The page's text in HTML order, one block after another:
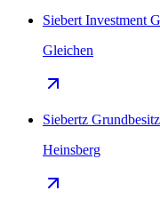
Siebert Investment
Gleichen
Siebertz
Heinsberg